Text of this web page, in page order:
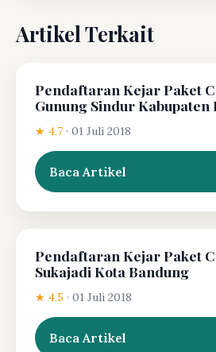
Artikel Terkait
Pendaftaran Kejar Paket
Gunung Sindur Kabupaten
★ 4.7 · 01 Juli 2018
Baca Artikel
Pendaftaran Kejar Paket
Sukajadi Kota Bandung
★ 4.5 · 01 Juli 2018
Baca Artikel